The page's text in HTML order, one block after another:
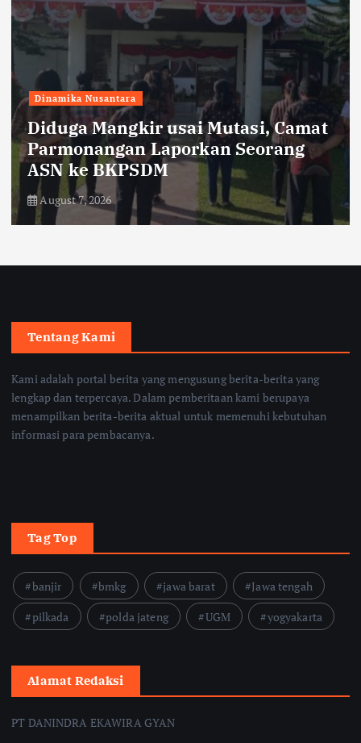
Edukasi kesehatan
Hepatitis Kerap Didengar tetapi
Masih Disalahpahami
August 7, 2026
Tentang Kami
Kami adalah portal berita yang mengusung berita-berita yang
lengkap dan terpercaya. Dalam pemberitaan kami berupaya
menampilkan berita-berita aktual untuk memenuhi kebutuhan
informasi para pembacanya.
Tag Top
banjir bmkg jawa barat
Jawa tengah
pilkada
polda jateng UGM yogyakarta
Alamat Redaksi
PT DANINDRA EKAWIRA GYAN